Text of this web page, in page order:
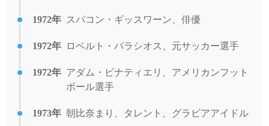
1972年 スパコン・ギッスワーン、俳優
1972年 ロベルト・パラシオス、元サッカー選手
1972年 アダム・ビナティエリ、アメリカンフット
ボール選手
1973年 朝比奈まり、タレント、グラビアアイドル